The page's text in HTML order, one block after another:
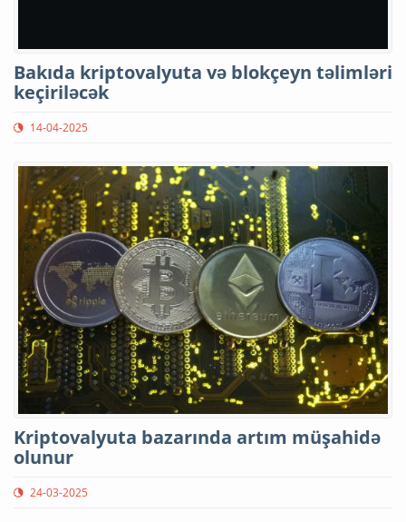
Bakıda kriptovalyuta və blokçeyn təlimləri
keçiriləcək
14-04-2025
Kriptovalyuta bazarında artım müşahidə
olunur
24-03-2025